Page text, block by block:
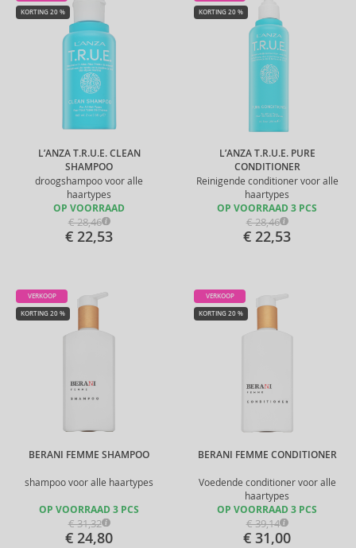
L’ANZA T.R.U.E. CLEAN
SHAMPOO
droogshampoo voor alle
haartypes
KORTING 20 %
OP VOORRAAD
€ 28,46
€ 22,53
L’ANZA T.R.U.E. PURE
CONDITIONER
Reinigende conditioner voor alle
haartypes
KORTING 20 %
OP VOORRAAD 3 PCS
€ 28,46
€ 22,53
BERANI FEMME SHAMPOO
shampoo voor alle haartypes
VERKOOP
KORTING 20 %
OP VOORRAAD 3 PCS
€ 31,32
€ 24,80
BERANI FEMME CONDITIONER
Voedende conditioner voor alle
haartypes
VERKOOP
KORTING 20 %
OP VOORRAAD 3 PCS
€ 39,14
€ 31,00